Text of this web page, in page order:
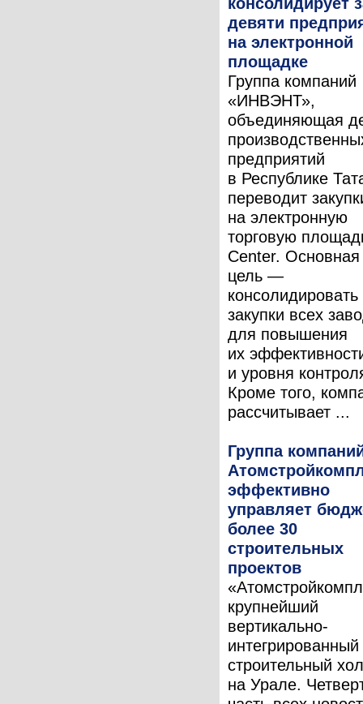
девяти
на электронной
площадке
Группа компаний
«ИНВЭНТ»,
объединяющая
предприятий
в Республике
переводит
на электронную
торговую
Center. Основная
цель —
консолидировать
закупки всех
для повышения
их
и уровня
Кроме того,
рассчитывает ...
Группа
эффективно
управляет
более 30
строительных
проектов
крупнейший
вертикально-
интегрированный
строительный
на Урале.